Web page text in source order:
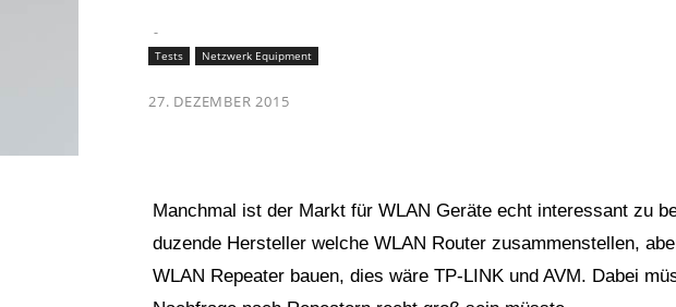
-
Tests
Netzwerk Equipment
27. DEZEMBER 2015
Manchmal ist der Markt für WLAN Geräte echt interessant zu
duzende Hersteller welche WLAN Router zusammenstellen,
WLAN Repeater bauen, dies wäre TP-LINK und AVM. Dabei